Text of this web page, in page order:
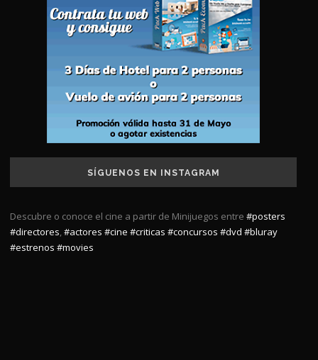
SÍGUENOS EN INSTAGRAM
Descubre o conoce el cine a partir de Minijuegos entre #posters
#directores,#actores #cine #criticas #concursos #dvd #bluray
#estrenos #movies